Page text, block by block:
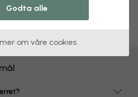
Godta alle
om våre cookies